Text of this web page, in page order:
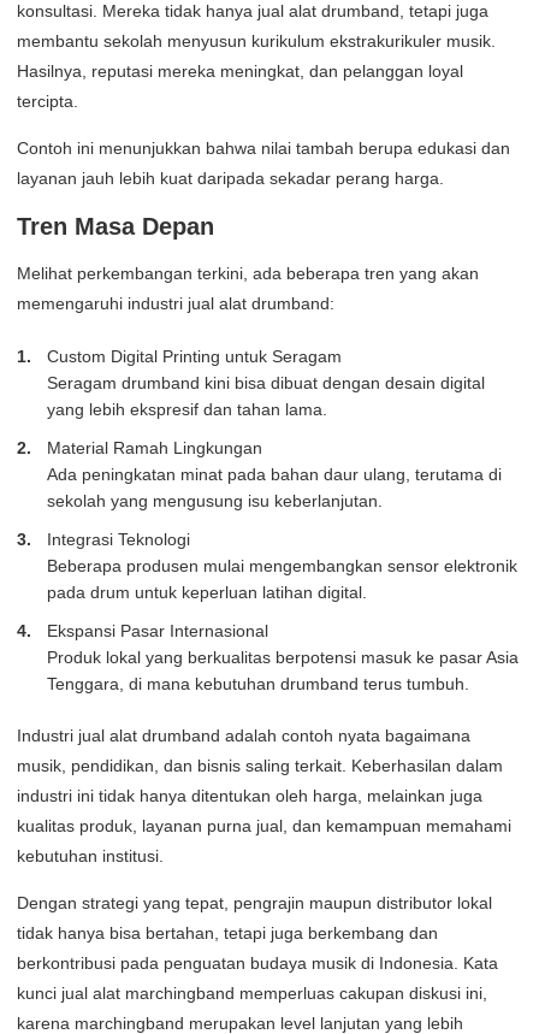
konsultasi. Mereka tidak hanya jual alat drumband, tetapi juga
membantu sekolah menyusun kurikulum ekstrakurikuler musik.
Hasilnya, reputasi mereka meningkat, dan pelanggan loyal
tercipta.
Contoh ini menunjukkan bahwa nilai tambah berupa edukasi dan
layanan jauh lebih kuat daripada sekadar perang harga.
Tren Masa Depan
Melihat perkembangan terkini, ada beberapa tren yang akan
memengaruhi industri jual alat drumband:
Custom Digital Printing untuk Seragam
Seragam drumband kini bisa dibuat dengan desain digital
yang lebih ekspresif dan tahan lama.
Material Ramah Lingkungan
Ada peningkatan minat pada bahan daur ulang, terutama di
sekolah yang mengusung isu keberlanjutan.
Integrasi Teknologi
Beberapa produsen mulai mengembangkan sensor elektronik
pada drum untuk keperluan latihan digital.
Ekspansi Pasar Internasional
Produk lokal yang berkualitas berpotensi masuk ke pasar Asia
Tenggara, di mana kebutuhan drumband terus tumbuh.
Industri jual alat drumband adalah contoh nyata bagaimana
musik, pendidikan, dan bisnis saling terkait. Keberhasilan dalam
industri ini tidak hanya ditentukan oleh harga, melainkan juga
kualitas produk, layanan purna jual, dan kemampuan memahami
kebutuhan institusi.
Dengan strategi yang tepat, pengrajin maupun distributor lokal
tidak hanya bisa bertahan, tetapi juga berkembang dan
berkontribusi pada penguatan budaya musik di Indonesia. Kata
kunci jual alat marchingband memperluas cakupan diskusi ini,
karena marchingband merupakan level lanjutan yang lebih